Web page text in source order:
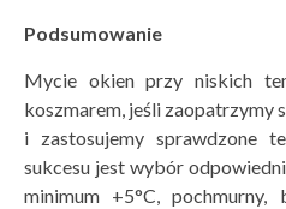
Podsumowanie
Mycie okien przy niskich
koszmarem, jeśli zaopatrzymy
i zastosujemy sprawdzone
sukcesu jest wybór
minimum +5°C, pochmurny,